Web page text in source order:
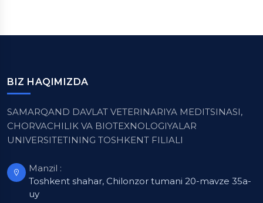
BIZ HAQIMIZDA
SAMARQAND DAVLAT VETERINARIYA MEDITSINASI,
CHORVACHILIK VA BIOTEXNOLOGIYALAR
UNIVERSITETINING TOSHKENT FILIALI
Manzil :
Toshkent shahar, Chilonzor tumani 20-mavze 35a-
uy